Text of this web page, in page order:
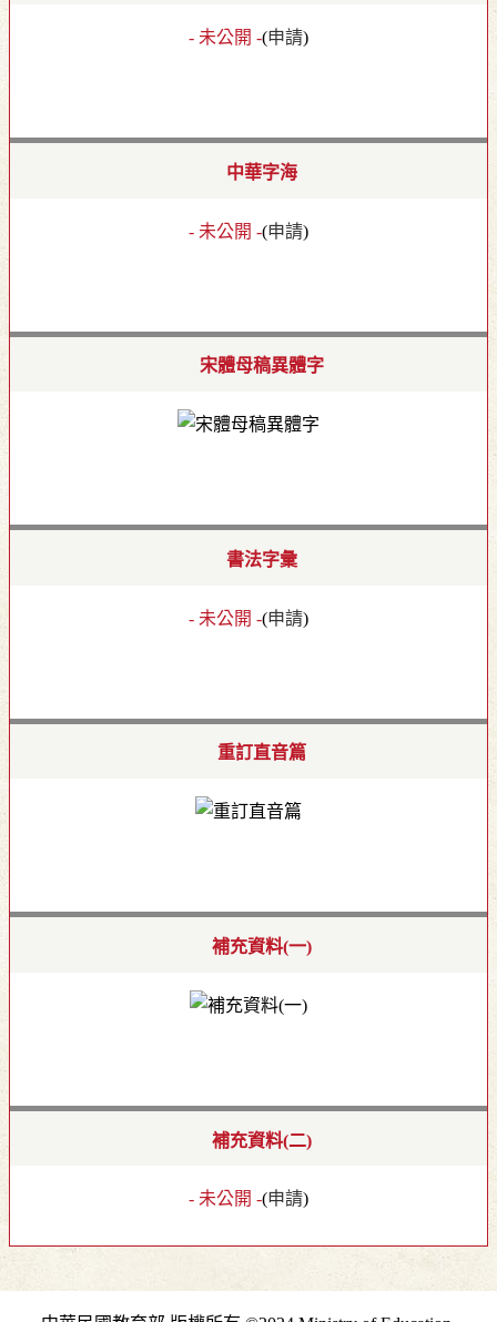
- 未公開 -(申請)
中華字海
- 未公開 -(申請)
宋體母稿異體字
書法字彙
- 未公開 -(申請)
重訂直音篇
補充資料(一)
補充資料(二)
- 未公開 -(申請)